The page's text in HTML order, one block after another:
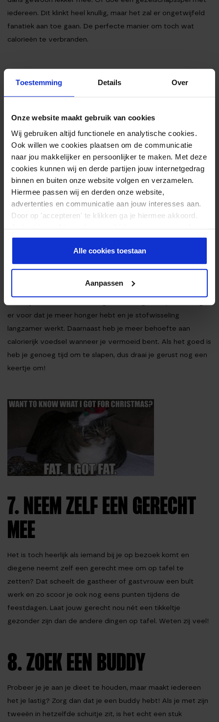
Toestemming Details Over
Onze website maakt gebruik van cookies
Wij gebruiken altijd functionele en analytische cookies.
Ook willen we cookies plaatsen om de communicatie
naar jou makkelijker en persoonlijker te maken. Met deze
cookies kunnen wij en derde partijen jouw internetgedrag
binnen en buiten onze website volgen en verzamelen.
Hiermee passen wij en derden onze website,
advertenties en communicatie aan jouw interesses aan.
Door op 'accepteren' te klikken ga je hiermee akkoord.
er meer over in onsprivacy beleid.
Alle cookies toestaan
Aanpassen
iedereen. Dit klinkt heel knullig, maar het zal er ongetwijfeld
fanatiek aan toe gaan. De perfecte manier om toch wat
calorieën te verbranden.
5. VERWERK EIWITTEN IN
ELKE MAALTIJD
Probeer elke maaltijd uit te balanceren met voldoende
eiwitten. Deze onderdrukken het hongergevoel en kunnen je
dus helpen niet te veel calorieën binnen te krijgen. Probeer
daarom 25-30 gram eiwitten bij elke maaltijd binnen te
krijgen. Goede bronnen van eiwitten zijn vlees, vis,
gevogelte en bonen. Zorg dus dat elke maaltijd hier iets van
bevat.
6. SLAAP GENOEG
een slaaptekort opbouwt. Wanneer je een slaaptekort hebt,
er voor dat je meer honger hebt en je stofwisseling
langzamer werkt. Daarnaast heb je meer behoefte aan
calorierijk voedsel wanneer je vermoeid bent. Als het goed is
heb je genoeg tijd om te slapen, dus draai je gerust nog een
keertje om!
7. NEEM ZELF EEN GERECHT
MEE
Het is toch heerlijk als iemand bij je op bezoek komt en
diegene neemt zelf een gerecht mee om op tafel te
zetten? Dat scheelt de gastheer of gastvrouw een bult
werk en zo scoor je ook nog eens punten tijdens de
feestdagen. Laat jouw gerecht nou nét een tikkeltje
gezonder zijn dan de andere dingen op tafel. Weten zij veel!
8. ZOEK EEN BUDDY
Probeer je je aan je dieet te houden, maar maakt iedereen
het je lastig? Zorg dan dat je een buddy hebt! Als je met zijn
tweeën in hetzelfde schuitje zit, is het echt een stuk